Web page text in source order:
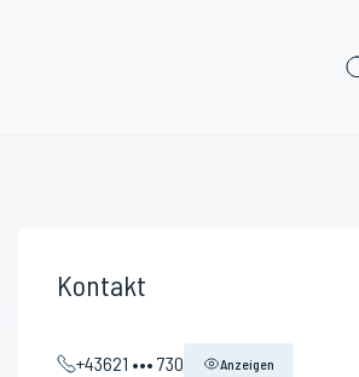
Kontakt
+43621 ••• 730 Anzeigen